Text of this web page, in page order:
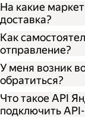
На какие
доставка?
Как
отправление?
У меня возник
обратиться?
Что такое API
подключить